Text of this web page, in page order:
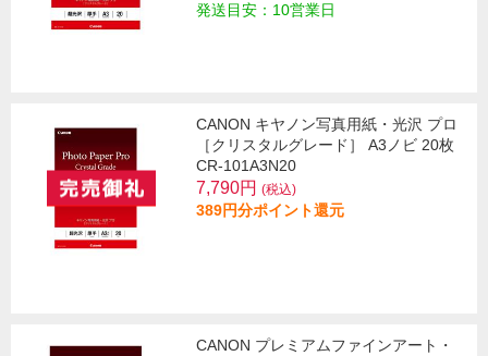
発送目安：10営業日
CANON キヤノン写真用紙・光沢 プロ
［クリスタルグレード］ A3ノビ 20枚
CR-101A3N20
7,790円 (税込)
389円分ポイント還元
CANON プレミアムファインアート・